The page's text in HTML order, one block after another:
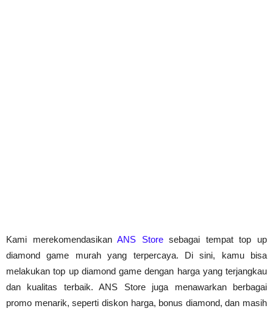
Kami merekomendasikan ANS Store sebagai tempat top up
diamond game murah yang terpercaya. Di sini, kamu bisa
melakukan top up diamond game dengan harga yang terjangkau
dan kualitas terbaik. ANS Store juga menawarkan berbagai
promo menarik, seperti diskon harga, bonus diamond, dan masih